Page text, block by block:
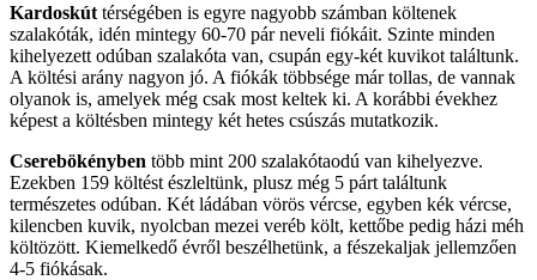
Kardoskút térségében is egyre nagyobb számban költenek
szalakóták, idén mintegy 60-70 pár neveli fiókáit. Szinte minden
kihelyezett odúban szalakóta van, csupán egy-két kuvikot találtunk.
A költési arány nagyon jó. A fiókák többsége már tollas, de vannak
olyanok is, amelyek még csak most keltek ki. A korábbi évekhez
képest a költésben mintegy két hetes csúszás mutatkozik.
Cserebökényben több mint 200 szalakótaodú van kihelyezve.
Ezekben 159 költést észleltünk, plusz még 5 párt találtunk
természetes odúban. Két ládában vörös vércse, egyben kék vércse,
kilencben kuvik, nyolcban mezei veréb költ, kettőbe pedig házi méh
költözött. Kiemelkedő évről beszélhetünk, a fészekaljak jellemzően
4-5 fiókásak.